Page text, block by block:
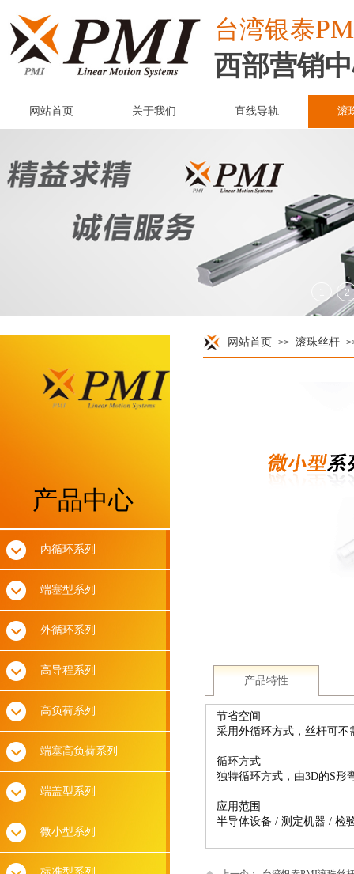
网站首页 >> 滚珠丝杆
产品特性
节省空间
采用外循环方式，丝杆可
循环方式
独特循环方式，由3D的S形
应用范围
半导体设备 / 测定机器 / 检
产品中心
内循环系列
端塞型系列
外循环系列
高导程系列
高负荷系列
端塞高负荷系列
端盖型系列
微小型系列
台湾银泰
西部营销
网站首页 关于我们 直线导轨 滚